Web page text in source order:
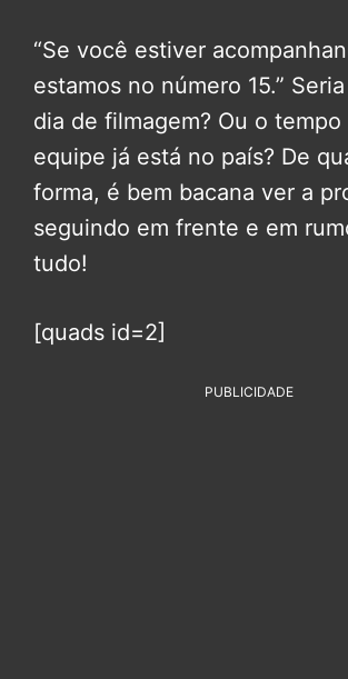
“Se você estiver
estamos no número 15.”
dia de filmagem? Ou o tempo
equipe já está no país? De
forma, é bem bacana ver a
seguindo em frente e em
tudo!
[quads id=2]
PUBLICIDADE